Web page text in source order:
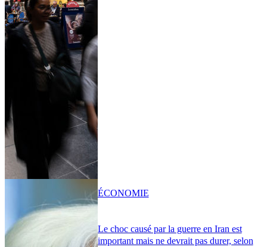
Le choc causé par la guerre en Iran est
important mais ne devrait pas durer, selon
ÉCONOMIE